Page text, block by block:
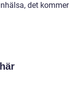
det kommer